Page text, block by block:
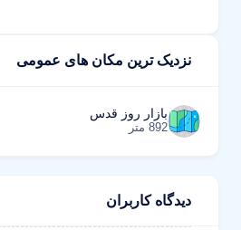
نزدیک ترین مکان های عمومی
بازار روز قدس
892 متر
دیدگاه کاربران